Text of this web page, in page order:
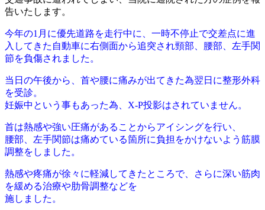
告いたします。
今年の1 月に優先道路を走行中に、一時不停止で交差点に進
入してきた自動車に右側面から追突され頸部、腰部、左手関
節を負傷されました。
当日の午後から、首や腰に痛みが出てきた為翌日に整形外科
を受診。
妊娠中という事もあった為、X-P投影はされていません。
首は熱感や強い圧痛があることからアイシングを行い、
腰部、左手関節は痛めている箇所に負担をかけないよう筋膜
調整をしました。
熱感や疼痛が徐々に軽減してきたところで、さらに深い筋肉
を緩める治療や肋骨調整などを
施しました。